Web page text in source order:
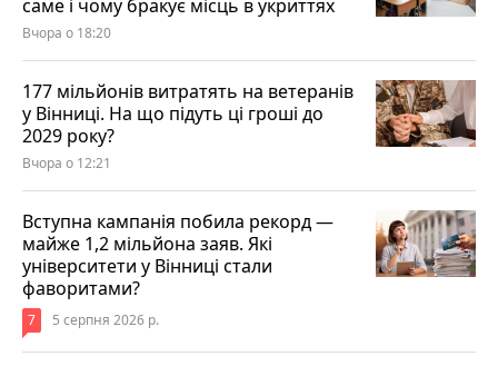
саме і чому бракує місць в укриттях
Вчора о 18:20
177 мільйонів витратять на ветеранів
у Вінниці. На що підуть ці гроші до
2029 року?
Вчора о 12:21
Вступна кампанія побила рекорд —
майже 1,2 мільйона заяв. Які
університети у Вінниці стали
фаворитами?
7 5 серпня 2026 р.